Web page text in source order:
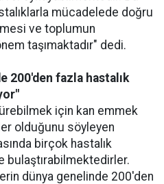
mücadelede doğru
ve toplumun
taşımaktadır" dedi.
200'den fazla hastalık
için kan emmek
olduğunu söyleyen
birçok hastalık
bulaştırabilmektedirler.
dünya genelinde 200'den